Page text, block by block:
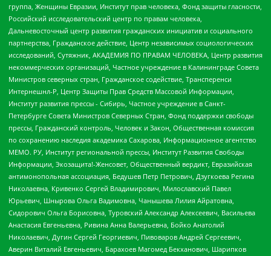
группа, Женщины Евразии, Институт прав человека, Фонд защиты гласности,
Российский исследовательский центр по правам человека,
Дальневосточный центр развития гражданских инициатив и социального
партнерства, Гражданское действие, Центр независимых социологических
исследований, Сутяжник, АКАДЕМИЯ ПО ПРАВАМ ЧЕЛОВЕКА, Центр развития
некоммерческих организаций, Частное учреждение в Калининграде Совета
Министров северных стран, Гражданское содействие, Трансперенси
Интернешнл-Р, Центр Защиты Прав Средств Массовой Информации,
Институт развития прессы - Сибирь, Частное учреждение в Санкт-
Петербурге Совета Министров Северных Стран, Фонд поддержки свободы
прессы, Гражданский контроль, Человек и Закон, Общественная комиссия
по сохранению наследия академика Сахарова, Информационное агентство
МЕМО. РУ, Институт региональной прессы, Институт Развития Свободы
Информации, Экозащита!-Женсовет, Общественный вердикт, Евразийская
антимонопольная ассоциация, Бедушев Петр Петрович, Дзугкоева Регина
Николаевна, Кривенко Сергей Владимирович, Милославский Павел
Юрьевич, Шнырова Ольга Вадимовна, Чанышева Лилия Айратовна,
Сидорович Ольга Борисовна, Туровский Александр Алексеевич, Васильева
Анастасия Евгеньевна, Ривина Анна Валерьевна, Бойко Анатолий
Николаевич, Дугин Сергей Георгиевич, Пивоваров Андрей Сергеевич,
Аверин Виталий Евгеньевич, Барахоев Магомед Бекханович, Шарипков